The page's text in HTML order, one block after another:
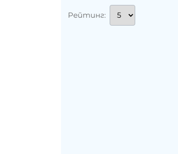
Рейтинг: